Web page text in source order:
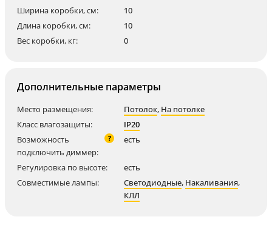
Ширина коробки, см:
10
Длина коробки, см:
10
Вес коробки, кг:
0
Дополнительные параметры
Место размещения: Потолок, На потолке
Класс влагозащиты:
IP20
Возможность
подключить диммер:
? есть
Регулировка по высоте:
есть
Совместимые лампы:
Светодиодные, Накаливания,
КЛЛ